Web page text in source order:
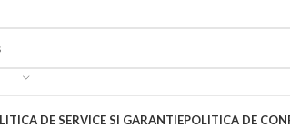
DE SERVICE SI GARANTIEPOLITICA DE